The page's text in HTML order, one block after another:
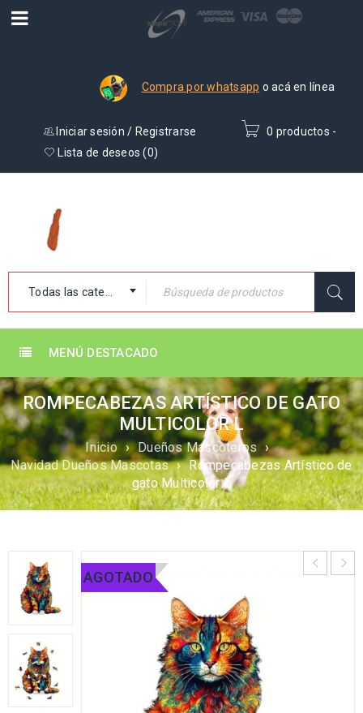
Compra por whatsapp o acá en línea
0 productos -
Iniciar sesión / Registrarse
Lista de deseos (0)
Todas las categorías
MENÚ DESTACADO
ROMPECABEZAS ARTÍSTICO DE GATO
MULTICOLOR L
Inicio › Dueños Mascoteros ›
Navidad Dueños Mascotas › Rompecabezas Artístico de
gato Multicolor L
AGOTADO